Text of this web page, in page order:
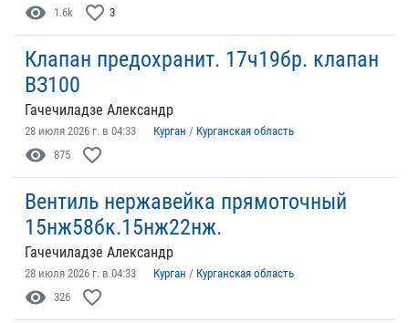
visibility 1.6k favorite_border 3
Клапан предохранит. 17ч19бр. клапан
ВЗ100
Гачечиладзе Александр
28 июля 2026 г. в 04:33 Курган / Курганская область
visibility 875 favorite_border
Вентиль нержавейка прямоточный
15нж58бк.15нж22нж.
Гачечиладзе Александр
28 июля 2026 г. в 04:33 Курган / Курганская область
visibility 326 favorite_border